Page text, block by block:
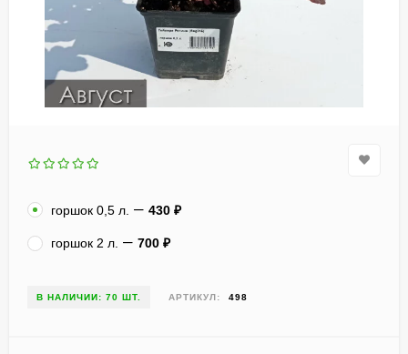
горшок 0,5 л. 430 ₽
горшок 2 л. 700 ₽
В НАЛИЧИИ: 70 ШТ. АРТИКУЛ: 498